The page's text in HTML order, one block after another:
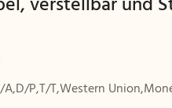
A,D/P,T/T,Western